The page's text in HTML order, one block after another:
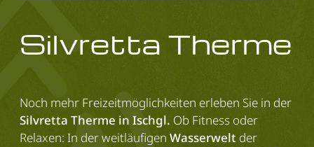
Silvretta Therme
Noch mehr Freizeitmöglichkeiten erleben Sie in der
Silvretta Therme in Ischgl. Ob Fitness oder
Relaxen: In der weitläufigen Wasserwelt der